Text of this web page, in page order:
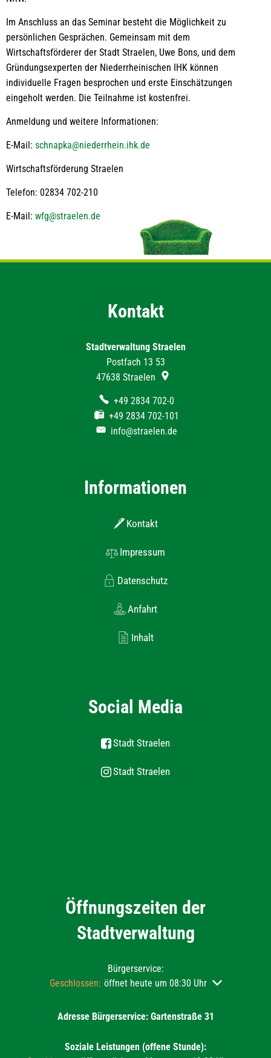
Im Anschluss an das Seminar besteht die Möglichkeit zu
persönlichen Gesprächen. Gemeinsam mit dem
Wirtschaftsförderer der Stadt Straelen, Uwe Bons, und dem
Gründungsexperten der Niederrheinischen IHK können
individuelle Fragen besprochen und erste Einschätzungen
eingeholt werden. Die Teilnahme ist kostenfrei.
Anmeldung und weitere Informationen:
E-Mail: schnapka@niederrhein.ihk.de
Wirtschaftsförderung Straelen
Telefon: 02834 702-210
E-Mail: wfg@straelen.de
Kontakt
Stadtverwaltung Straelen
Postfach 13 53
47638 Straelen
+49 2834 702-0
+49 2834 702-101
info@straelen.de
Informationen
Kontakt
Impressum
Datenschutz
Anfahrt
Inhalt
Social Media
Stadt Straelen
Stadt Straelen
Öffnungszeiten der
Stadtverwaltung
Bürgerservice:
Klicken, um weitere Öffnungs- oder Schließzeiten
Geschlossen: öffnet heute um 08:30 Uhr
Adresse Bürgerservice: Gartenstraße 31
Soziale Leistungen (offene Stunde):